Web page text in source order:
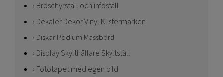
Broschyrställ och infoställ
Dekaler Dekor Vinyl Klistermärken
Diskar Podium Mässbord
Display Skylthållare Skyltställ
Fototapet med egen bild